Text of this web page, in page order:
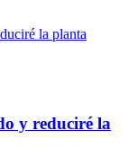
y reduciré la